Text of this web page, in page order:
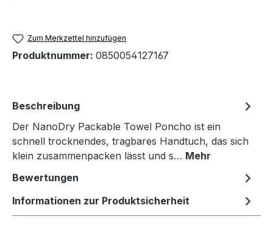
Zum Merkzettel hinzufügen
Produktnummer: 0850054127167
Beschreibung
Der NanoDry Packable Towel Poncho ist ein
schnell trocknendes, tragbares Handtuch, das sich
klein zusammenpacken lässt und s… Mehr
Bewertungen
Informationen zur Produktsicherheit